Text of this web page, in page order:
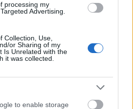
processing my
Advertising.
Collection, Use,
or Sharing of my
Is Unrelated with the
it was collected.
to enable storage